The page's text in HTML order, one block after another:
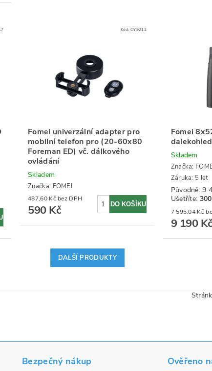
Kód:OY9212
Fomei univerzální adapter pro
mobilní telefon pro (20-60x80
Foreman ED) vč. dálkového
ovládání
Skladem
Značka: FOMEI
487,60 Kč bez DPH
590 Kč
Fomei
dalekohled
Skladem
Značka:
Záruka: 5 let
Původně:9
Ušetříte:
7
9 190
DALŠÍ PRODUKTY
Bezpečný nákup Ověřeno